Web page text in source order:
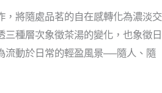
，將隨處品茗的自在感轉化為濃淡交
三種層次象徵茶湯的變化，也象徵日
流動於日常的輕盈風景──隨人、隨